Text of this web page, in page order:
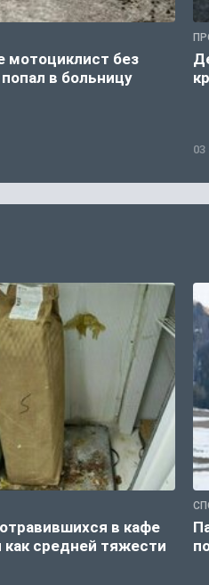
мотоциклист без
в больницу
03
в кафе
средней тяжести